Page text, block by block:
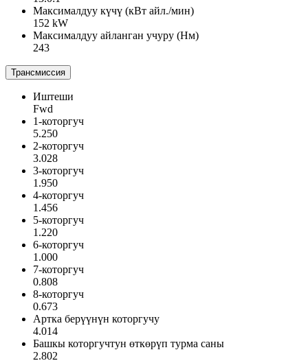
Максималдуу күчү (кВт айл./мин)
152 kW
Максималдуу айланган учуру (Нм)
243
Трансмиссия
Иштеши
Fwd
1-которгуч
5.250
2-которгуч
3.028
3-которгуч
1.950
4-которгуч
1.456
5-которгуч
1.220
6-которгуч
1.000
7-которгуч
0.808
8-которгуч
0.673
Артка берүүнүн которгучу
4.014
Башкы которгучтун өткөрүп турма саны
2.802